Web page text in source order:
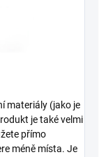
materiály (jako je
je také velmi
přímo
méně místa. Je